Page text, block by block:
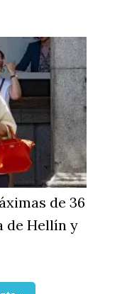
de 36
de Hellín y